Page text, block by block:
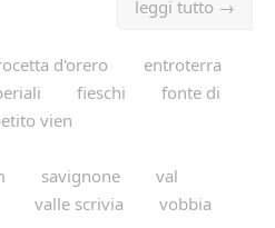
leggi tutto →
d'orero
entroterra
fieschi
fonte di
vien
savignone
val
valle scrivia vobbia